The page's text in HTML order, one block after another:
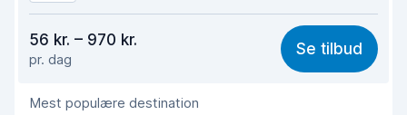
9,7
Nemt at finde 9,7
Agentens hjælpsomhed
56 kr. – 970 kr.
pr. dag
Se tilbud
Mest populære destination